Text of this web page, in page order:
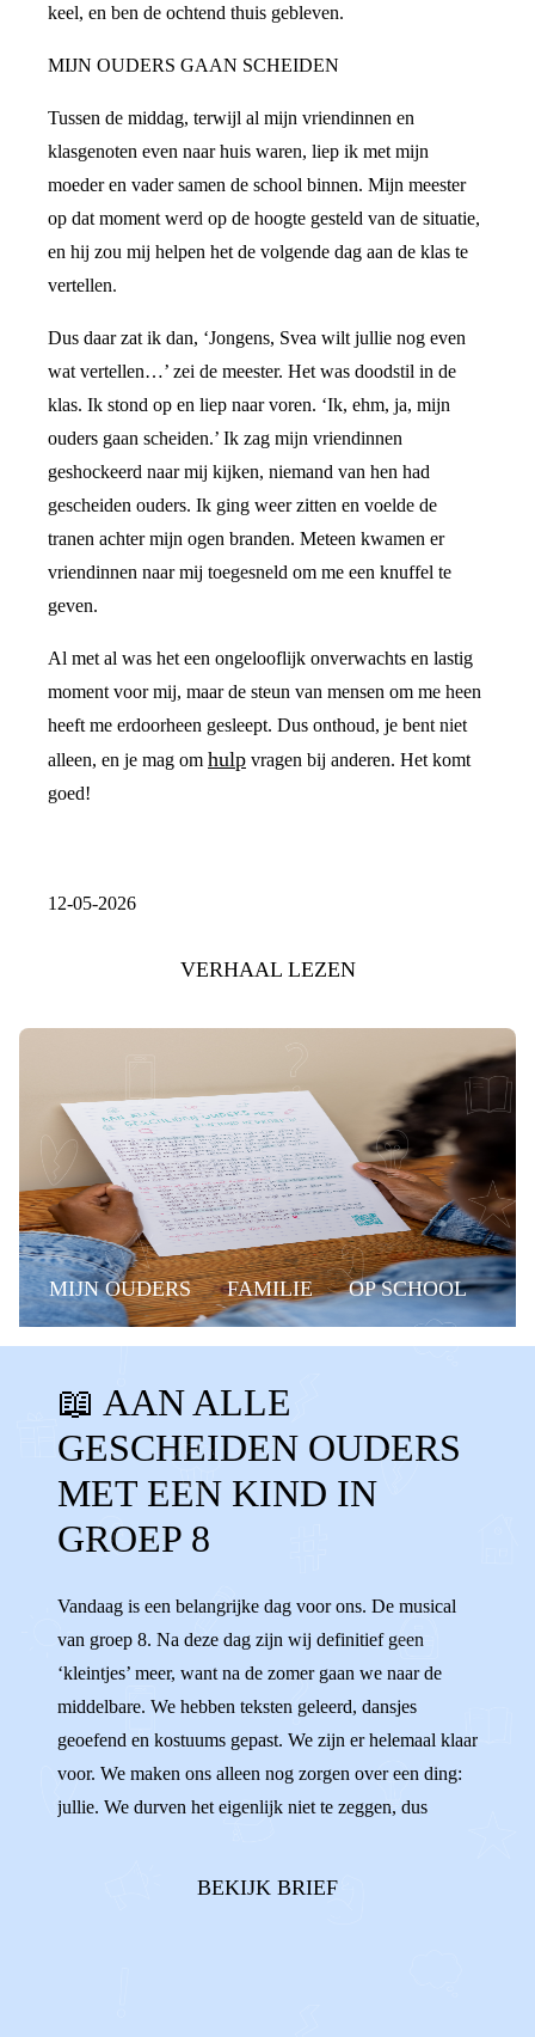
keel, en ben de ochtend thuis gebleven.
MIJN OUDERS GAAN SCHEIDEN
Tussen de middag, terwijl al mijn vriendinnen en
klasgenoten even naar huis waren, liep ik met mijn
moeder en vader samen de school binnen. Mijn meester
op dat moment werd op de hoogte gesteld van de situatie,
en hij zou mij helpen het de volgende dag aan de klas te
vertellen.
Dus daar zat ik dan, ‘Jongens, Svea wilt jullie nog even
wat vertellen…’ zei de meester. Het was doodstil in de
klas. Ik stond op en liep naar voren. ‘Ik, ehm, ja, mijn
ouders gaan scheiden.’ Ik zag mijn vriendinnen
geshockeerd naar mij kijken, niemand van hen had
gescheiden ouders. Ik ging weer zitten en voelde de
tranen achter mijn ogen branden. Meteen kwamen er
vriendinnen naar mij toegesneld om me een knuffel te
geven.
Al met al was het een ongelooflijk onverwachts en lastig
moment voor mij, maar de steun van mensen om me heen
heeft me erdoorheen gesleept. Dus onthoud, je bent niet
alleen, en je mag om hulp vragen bij anderen. Het komt
goed!
12-05-2026
VERHAAL LEZEN
MIJN OUDERS FAMILIE OP SCHOOL
BELANGRIJKE MOMENTEN GROEP 8
MUSICAL EINDMUSICAL
GROEP 8 MUSICAL RAPPORT
MIDDELBARE BASISSCHOOL
LAGERE SCHOOL
OMA'S NAAST ELKAAR
📖 AAN ALLE
GESCHEIDEN OUDERS
MET EEN KIND IN
GROEP 8
Vandaag is een belangrijke dag voor ons. De musical
van groep 8. Na deze dag zijn wij definitief geen
‘kleintjes’ meer, want na de zomer gaan we naar de
middelbare. We hebben teksten geleerd, dansjes
geoefend en kostuums gepast. We zijn er helemaal klaar
voor. We maken ons alleen nog zorgen over een ding:
jullie. We durven het eigenlijk niet te zeggen, dus
BEKIJK BRIEF